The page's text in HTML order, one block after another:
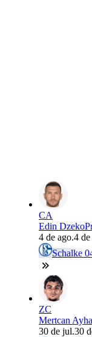
CA
Edin Dzeko
4 de ago.4 de
Schalke
ZC
Mertcan
30 de jul.30